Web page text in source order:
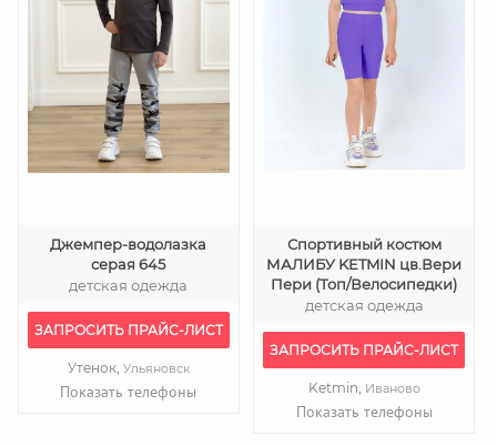
Джемпер-водолазка
серая 645
детская одежда
ЗАПРОСИТЬ ПРАЙС-ЛИСТ
Утенок, Ульяновск
Показать телефоны
Спортивный костюм
МАЛИБУ KETMIN цв.Вери
Пери (Топ/Велосипедки)
детская одежда
ЗАПРОСИТЬ ПРАЙС-ЛИСТ
Ketmin, Иваново
Показать телефоны